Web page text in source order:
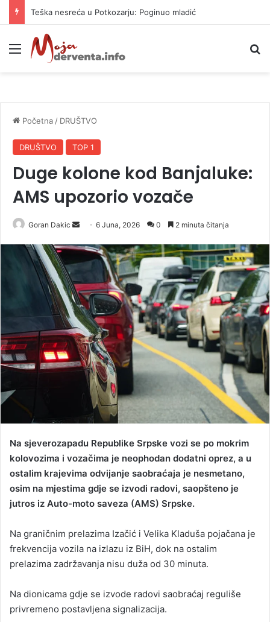
Teška nesreća u Potkozarju: Poginuo mladić
Meni
Početna / DRUŠTVO
DRUŠTVO TOP 1
Duge kolone kod Banjaluke:
AMS upozorio vozače
Goran Dakic
n
a
n
e
m
a
i
l
6 Juna, 2026 0 2 minuta čitanja
Na sjeverozapadu Republike Srpske vozi se po mokrim
kolovozima i vozačima je neophodan dodatni oprez, a u
ostalim krajevima odvijanje saobraćaja je nesmetano,
osim na mjestima gdje se izvodi radovi, saopšteno je
jutros iz Auto-moto saveza (AMS) Srpske.
Na graničnim prelazima Izačić i Velika Kladuša pojačana je
frekvencija vozila na izlazu iz BiH, dok na ostalim
prelazima zadržavanja nisu duža od 30 minuta.
Na dionicama gdje se izvode radovi saobraćaj reguliše
privremeno postavljena signalizacija.